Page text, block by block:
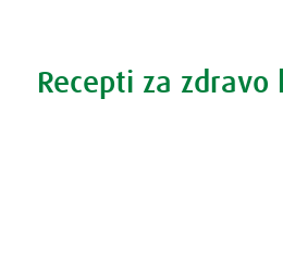
Recepti za zdravo